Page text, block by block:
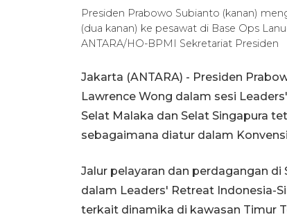
Presiden Prabowo Subianto (kanan)
(dua kanan) ke pesawat di Base Ops
ANTARA/HO-BPMI Sekretariat Presiden
Jakarta (ANTARA) - Presiden
Lawrence Wong dalam sesi
Selat Malaka dan Selat Singapura
sebagaimana diatur dalam
Jalur pelayaran dan perdagangan
dalam Leaders' Retreat Indonesia-
terkait dinamika di kawasan Timur